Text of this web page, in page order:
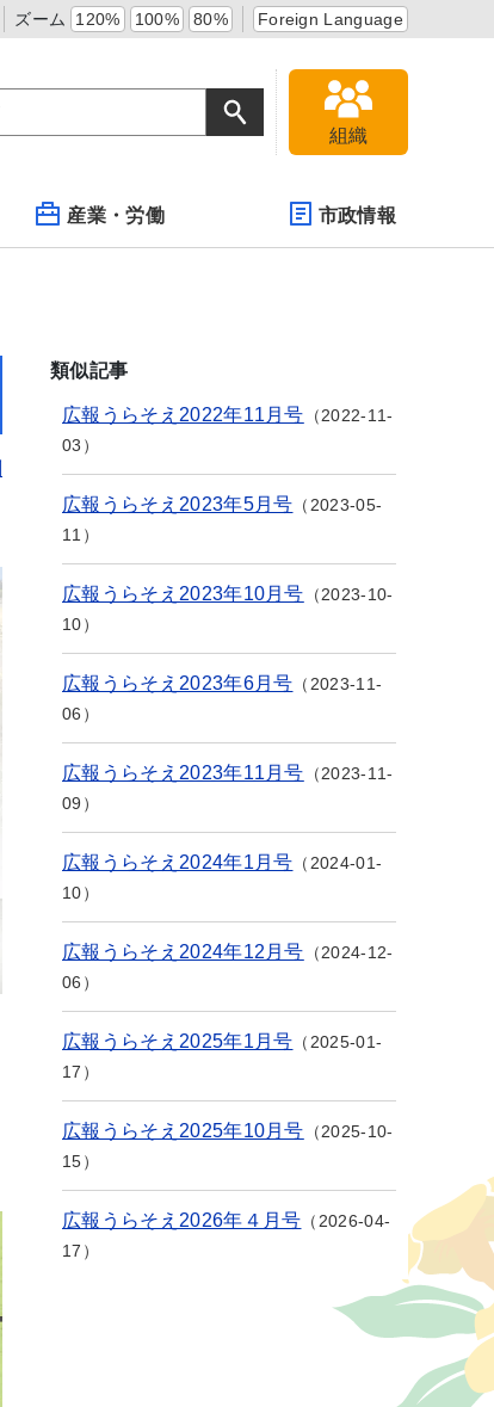
ズーム 120% 100% 80% Foreign Language
組織
産業・労働 市政情報
類似記事
広報うらそえ2022年11月号
2022-11-
03
広報うらそえ2023年5月号
2023-05-
11
広報うらそえ2023年10月号
2023-10-
10
広報うらそえ2023年6月号
2023-11-
06
広報うらそえ2023年11月号
2023-11-
09
広報うらそえ2024年1月号
2024-01-
10
広報うらそえ2024年12月号
2024-12-
06
広報うらそえ2025年1月号
2025-01-
17
広報うらそえ2025年10月号
2025-10-
15
広報うらそえ2026年４月号
2026-04-
17